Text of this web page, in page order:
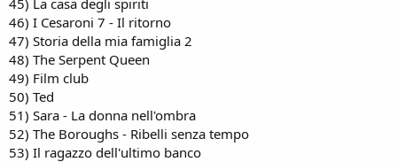
46) I Cesaroni 7 - Il ritorno
47) Storia della mia famiglia 2
48) The Serpent Queen
49) Film club
50) Ted
51) Sara - La donna nell'ombra
52) The Boroughs - Ribelli senza tempo
53) Il ragazzo dell'ultimo banco